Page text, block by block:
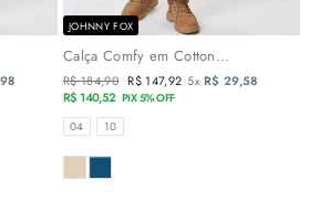
JOHNNY FOX
Calça Comfy em Cotton...
Preço
normal
R$ 184,90 Preço
promocional
R$ 147,92 5xR$ 29,58
R$ 140,52 PIX 5% OFF
TAMANHOS
04 10
COR